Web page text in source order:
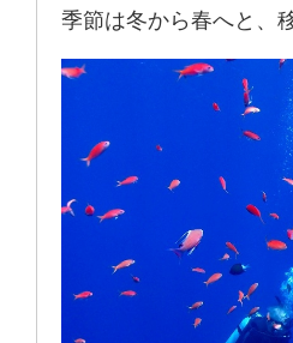
季節は冬から春へと、